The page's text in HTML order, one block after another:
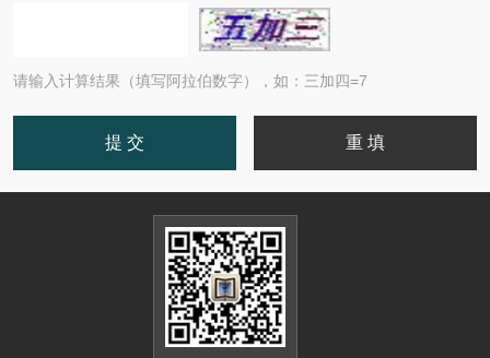
请输入计算结果（填写阿拉伯数字），如：三加四=7